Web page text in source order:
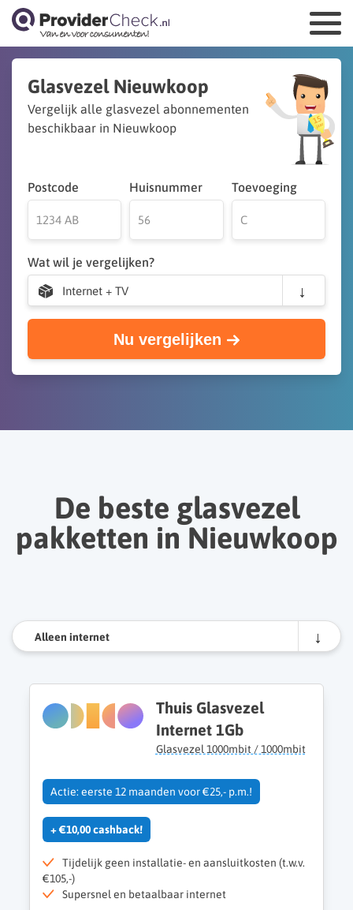
Glasvezel Nieuwkoop
Vergelijk alle glasvezel abonnementen
beschikbaar in Nieuwkoop
Postcode Huisnummer Toevoeging
Wat wil je vergelijken?
Internet + TV
Nu vergelijken
De beste glasvezel
pakketten in Nieuwkoop
Alleen internet
Thuis Glasvezel
Internet 1Gb
Glasvezel 1000mbit / 1000mbit
Actie: eerste 12 maanden voor €25,- p.m.!
+ €10,00 cashback!
Tijdelijk geen installatie- en aansluitkosten (t.w.v.
€105,-)
Supersnel en betaalbaar internet